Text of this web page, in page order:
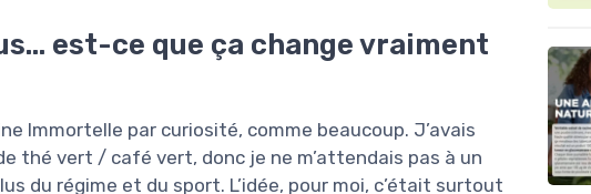
est-ce que ça change vraiment
Immortelle par curiosité, comme beaucoup. J’avais
thé vert / café vert, donc je ne m’attendais pas à un
du régime et du sport. L’idée, pour moi, c’était surtout